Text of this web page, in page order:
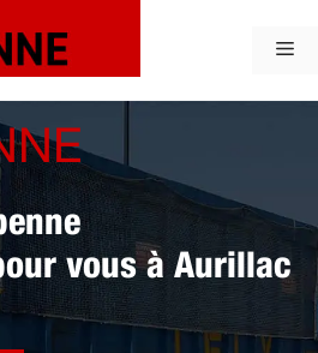
vous à Aurillac